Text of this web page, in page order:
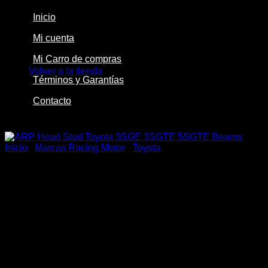
Volver a la tienda
Inicio
Mi cuenta
Mi Carro de compras
Términos y Garantías
Contacto
Inicio Marcas Racing Motor Toyota